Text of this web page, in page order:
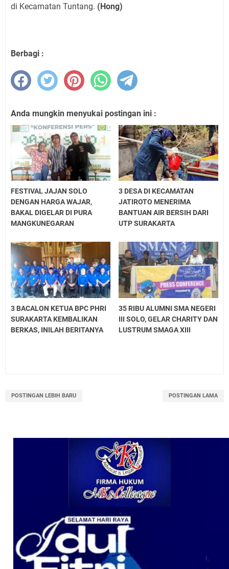
di Kecamatan Tuntang. (Hong)
Berbagi :
Anda mungkin menyukai postingan ini :
FESTIVAL JAJAN SOLO
DENGAN HARGA WAJAR,
BAKAL DIGELAR DI PURA
MANGKUNEGARAN
3 DESA DI KECAMATAN
JATIROTO MENERIMA
BANTUAN AIR BERSIH DARI
UTP SURAKARTA
3 BACALON KETUA BPC PHRI
SURAKARTA KEMBALIKAN
BERKAS, INILAH BERITANYA
35 RIBU ALUMNI SMA NEGERI
III SOLO, GELAR CHARITY DAN
LUSTRUM SMAGA XIII
POSTINGAN LEBIH BARU POSTINGAN LAMA